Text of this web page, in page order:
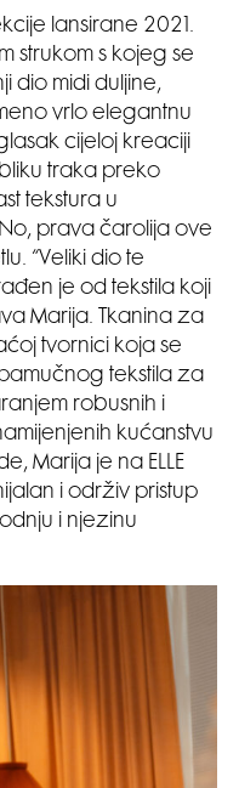
lansirane 2021.
strukom s kojeg se
dio midi duljine,
vrlo elegantnu
cijeloj kreaciji
traka preko
tekstura u
prava čarolija ove
“Veliki dio te
je od tekstila koji
Marija. Tkanina za
tvornici koja se
tekstila za
robusnih i
kućanstvu
Marija je na ELLE
i održiv pristup
i njezinu